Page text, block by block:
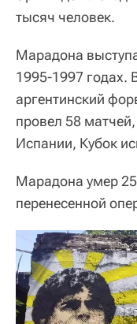
тысяч человек.
Марадона
1995-1997 годах.
аргентинский
провел 58
Испании, Кубок
Марадона умер
перенесенной